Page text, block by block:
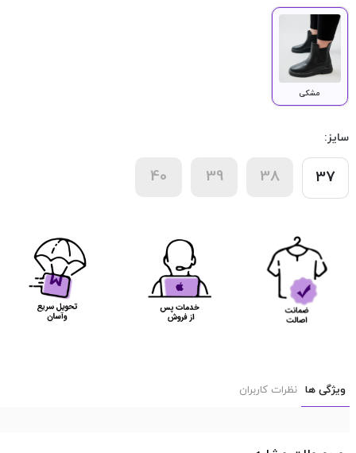
مشکی
سایز:
37
38
39
40
ویژگی ها نظرات کاربران